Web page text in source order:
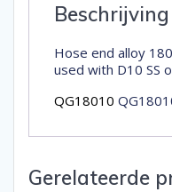
Beschrijving
Hose end alloy
used with D10 SS
QG18010
Gerelateerde